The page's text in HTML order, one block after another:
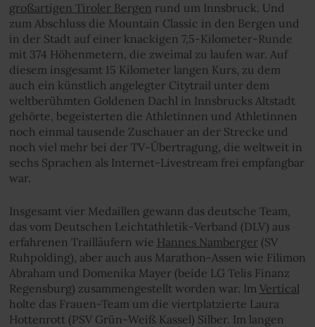
großartigen Tiroler Bergen rund um Innsbruck. Und
zum Abschluss die Mountain Classic in den Bergen und
in der Stadt auf einer knackigen 7,5-Kilometer-Runde
mit 374 Höhenmetern, die zweimal zu laufen war. Auf
diesem insgesamt 15 Kilometer langen Kurs, zu dem
auch ein künstlich angelegter Citytrail unter dem
weltberühmten Goldenen Dachl in Innsbrucks Altstadt
gehörte, begeisterten die Athletinnen und Athletinnen
noch einmal tausende Zuschauer an der Strecke und
noch viel mehr bei der TV-Übertragung, die weltweit in
sechs Sprachen als Internet-Livestream frei empfangbar
war.
Insgesamt vier Medaillen gewann das deutsche Team,
das vom Deutschen Leichtathletik-Verband (DLV) aus
erfahrenen Trailläufern wie Hannes Namberger(SV
Ruhpolding), aber auch aus Marathon-Assen wie Filimon
Abraham und Domenika Mayer (beide LG Telis Finanz
Regensburg) zusammengestellt worden war. Im Vertical
holte das Frauen-Team um die viertplatzierte Laura
Hottenrott (PSV Grün-Weiß Kassel) Silber. Im langen